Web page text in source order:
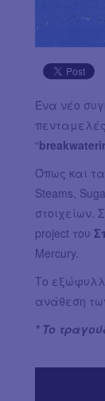
Ένα νέο
“
Όπως και
Steams,
στοιχείων.
project του
Mercury.
Το
ανάθεση
* To